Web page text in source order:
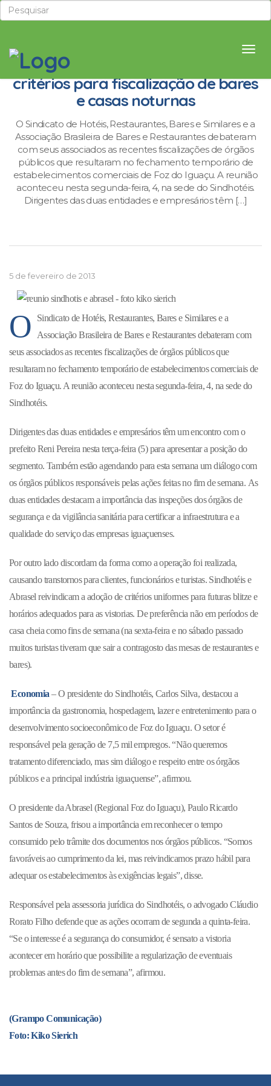
Sindhotéis e Abrasel defendem
critérios para fiscalização de bares
e casas noturnas
O Sindicato de Hotéis, Restaurantes, Bares e Similares e a
Associação Brasileira de Bares e Restaurantes debateram
com seus associados as recentes fiscalizações de órgãos
públicos que resultaram no fechamento temporário de
estabelecimentos comerciais de Foz do Iguaçu. A reunião
aconteceu nesta segunda-feira, 4, na sede do Sindhotéis.
Dirigentes das duas entidades e empresários têm […]
5 de fevereiro de 2013
O
Sindicato de Hotéis, Restaurantes, Bares e Similares e a
Associação Brasileira de Bares e Restaurantes debateram com
seus associados as recentes fiscalizações de órgãos públicos que
resultaram no fechamento temporário de estabelecimentos comerciais de
Foz do Iguaçu. A reunião aconteceu nesta segunda-feira, 4, na sede do
Sindhotéis.
Dirigentes das duas entidades e empresários têm um encontro com o
prefeito Reni Pereira nesta terça-feira (5) para apresentar a posição do
segmento. Também estão agendando para esta semana um diálogo com
os órgãos públicos responsáveis pelas ações feitas no fim de semana. As
duas entidades destacam a importância das inspeções dos órgãos de
segurança e da vigilância sanitária para certificar a infraestrutura e a
qualidade do serviço das empresas iguaçuenses.
Por outro lado discordam da forma como a operação foi realizada,
causando transtornos para clientes, funcionários e turistas. Sindhotéis e
Abrasel reivindicam a adoção de critérios uniformes para futuras blitze e
horários adequados para as vistorias. De preferência não em períodos de
casa cheia como fins de semana (na sexta-feira e no sábado passado
muitos turistas tiveram que sair a contragosto das mesas de restaurantes e
bares).
Economia – O presidente do Sindhotéis, Carlos Silva, destacou a
importância da gastronomia, hospedagem, lazer e entretenimento para o
desenvolvimento socioeconômico de Foz do Iguaçu. O setor é
responsável pela geração de 7,5 mil empregos. “Não queremos
tratamento diferenciado, mas sim diálogo e respeito entre os órgãos
públicos e a principal indústria iguaçuense”, afirmou.
O presidente da Abrasel (Regional Foz do Iguaçu), Paulo Ricardo
Santos de Souza, frisou a importância em reconhecer o tempo
consumido pelo trâmite dos documentos nos órgãos públicos. “Somos
favoráveis ao cumprimento da lei, mas reivindicamos prazo hábil para
adequar os estabelecimentos às exigências legais”, disse.
Responsável pela assessoria jurídica do Sindhotéis, o advogado Cláudio
Rorato Filho defende que as ações ocorram de segunda a quinta-feira.
“Se o interesse é a segurança do consumidor, é sensato a vistoria
acontecer em horário que possibilite a regularização de eventuais
problemas antes do fim de semana”, afirmou.
(Grampo Comunicação)
Foto: Kiko Sierich